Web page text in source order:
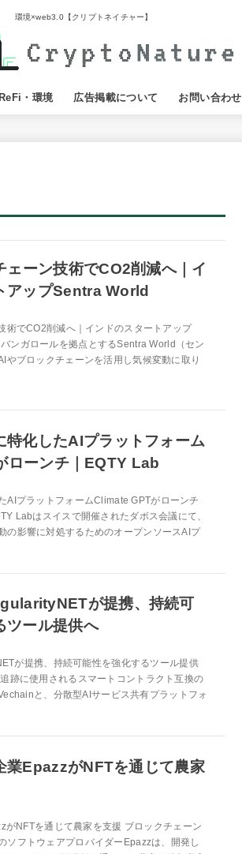
環境×web3.0【クリプトネイチャー】
ReFi・環境 広告掲載について お問い合わせ
ェーン技術でCO2削減へ｜イ
アップSentra World
術でCO2削減へ｜インドのスタートアップ
ンガロールを拠点とするSentra World（セン
やブロックチェーンを活用し気候変動に取り
特化したAIプラットフォーム
ローンチ｜EQTY Lab
AIプラットフォームClimate GPTがローンチ
Labはスイスで開催されたダボス会議にて、
の影響に対処するためのオープンソースAIプ
が提携、持続可
ツール提供へ
が提携、持続可能性を強化するツール提供
跡に使用されるスマートコントラクト互換の
と、分散型AIサービス共有プラットフォ
業EpazzがNFTを通じて農家
がNFTを通じて農家を支援 ブロックチェーン
ソフトウェアプロバイダーEpazzは、開発し